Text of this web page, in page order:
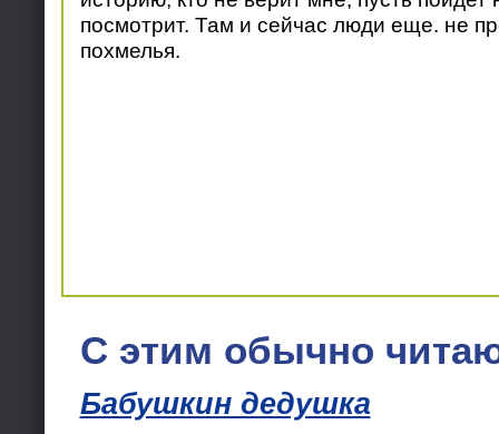
посмотрит. Там и сейчас люди еще. не
похмелья.
С этим обычно
Бабушкин дедушка